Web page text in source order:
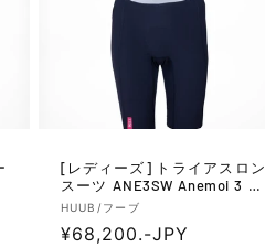
[レディーズ] トライアスロン
スーツ ANE3SW Anemoi 3 Su
b 22 - White/Black/Pink
販
売
HUUB/フーブ
通
¥68,200.-JPY